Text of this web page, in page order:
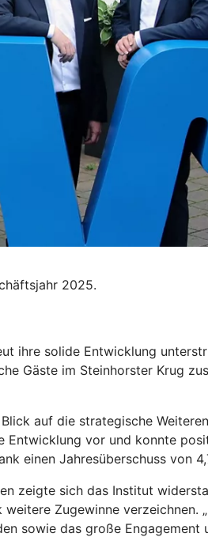
2025.
ihre solide Entwicklung
Gäste im Steinhorster Krug
auf die strategische
vor und konnte
einen Jahresüberschuss von
zeigte sich das Institut
Zugewinne verzeichnen.
sowie das große